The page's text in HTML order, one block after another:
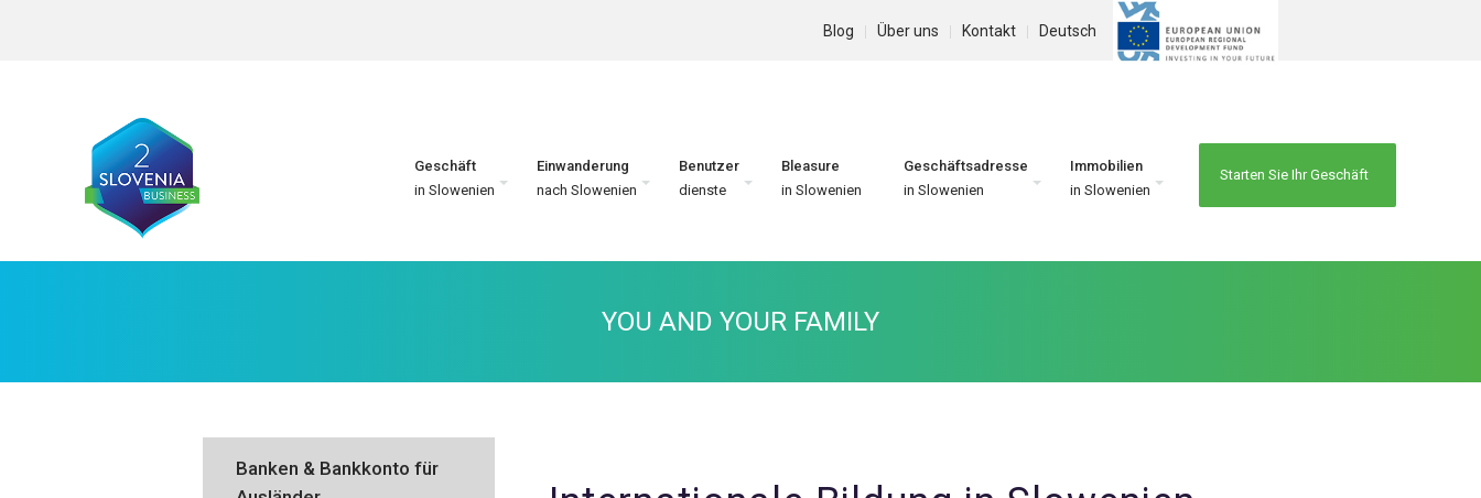
Blog Über uns Kontakt Deutsch
Geschäft
in Slowenien
Einwanderung
nach Slowenien
Benutzer
dienste
Bleasure
in Slowenien
Geschäftsadresse
in Slowenien
Immobilien
in Slowenien
Starten Sie Ihr Geschäft
YOU AND YOUR FAMILY
Banken & Bankkonto für